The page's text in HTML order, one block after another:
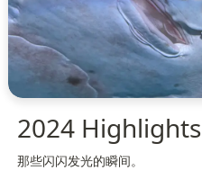
2024 Highlights
那些闪闪发光的瞬间。